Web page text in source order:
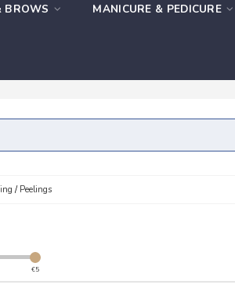
BROWS MANICURE & PEDICURE
/ Peelings
€5